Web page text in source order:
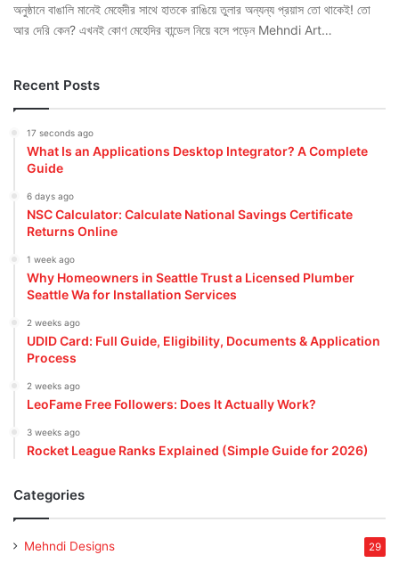
অনুষ্ঠানে বাঙালি মানেই মেহেদীর সাথে হাতকে রাঙিয়ে তুলার অন্যন্য প্রয়াস তো থাকেই! তো
আর দেরি কেন? এখনই কোণ মেহেদির বান্ডেল নিয়ে বসে পড়েন Mehndi Art…
Recent Posts
17 seconds ago
What Is an Applications Desktop Integrator? A Complete
Guide
6 days ago
NSC Calculator: Calculate National Savings Certificate
Returns Online
1 week ago
Why Homeowners in Seattle Trust a Licensed Plumber
Seattle Wa for Installation Services
2 weeks ago
UDID Card: Full Guide, Eligibility, Documents & Application
Process
2 weeks ago
LeoFame Free Followers: Does It Actually Work?
3 weeks ago
Rocket League Ranks Explained (Simple Guide for 2026)
Categories
Mehndi Designs 29